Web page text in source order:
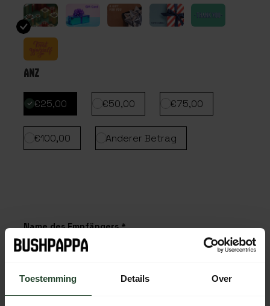
Toestemming Details Over
ANZ
€25,00 €50,00 €75,00
€100,00 Anderer Betrag
Name des Empfängers *